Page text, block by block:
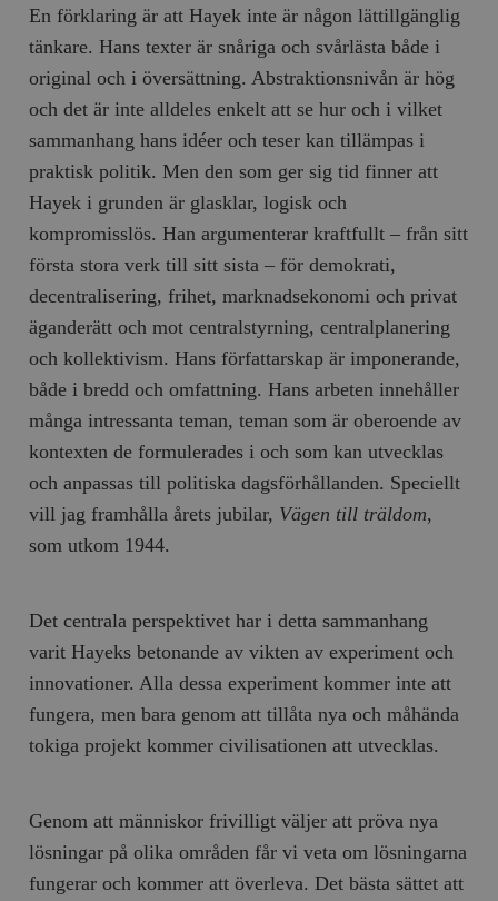
En förklaring är att Hayek inte är någon lättillgänglig
tänkare. Hans texter är snåriga och svårlästa både i
original och i översättning. Abstraktionsnivån är hög
och det är inte alldeles enkelt att se hur och i vilket
sammanhang hans idéer och teser kan tillämpas i
praktisk politik. Men den som ger sig tid finner att
Hayek i grunden är glasklar, logisk och
kompromisslös. Han argumenterar kraftfullt – från sitt
första stora verk till sitt sista – för demokrati,
decentralisering, frihet, marknadsekonomi och privat
äganderätt och mot centralstyrning, centralplanering
och kollektivism. Hans författarskap är imponerande,
både i bredd och omfattning. Hans arbeten innehåller
många intressanta teman, teman som är oberoende av
kontexten de formulerades i och som kan utvecklas
och anpassas till politiska dagsförhållanden. Speciellt
vill jag framhålla årets jubilar, Vägen till träldom,
som utkom 1944.
Det centrala perspektivet har i detta sammanhang
varit Hayeks betonande av vikten av experiment och
innovationer. Alla dessa experiment kommer inte att
fungera, men bara genom att tillåta nya och måhända
tokiga projekt kommer civilisationen att utvecklas.
Genom att människor frivilligt väljer att pröva nya
lösningar på olika områden får vi veta om lösningarna
fungerar och kommer att överleva. Det bästa sättet att